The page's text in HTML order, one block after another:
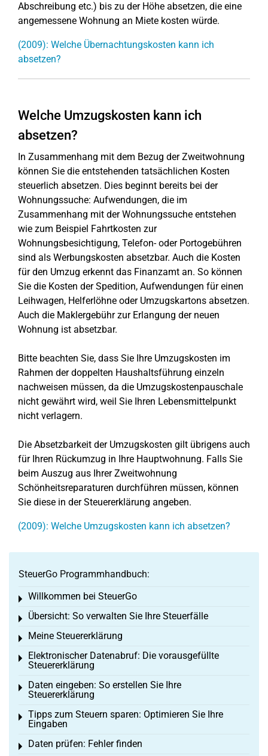
Abschreibung etc.) bis zu der Höhe absetzen, die eine
angemessene Wohnung an Miete kosten würde.
(2009): Welche Übernachtungskosten kann ich
absetzen?
Welche Umzugskosten kann ich
absetzen?
In Zusammenhang mit dem Bezug der Zweitwohnung
können Sie die entstehenden tatsächlichen Kosten
steuerlich absetzen. Dies beginnt bereits bei der
Wohnungssuche: Aufwendungen, die im
Zusammenhang mit der Wohnungssuche entstehen
wie zum Beispiel Fahrtkosten zur
Wohnungsbesichtigung, Telefon- oder Portogebühren
sind als Werbungskosten absetzbar. Auch die Kosten
für den Umzug erkennt das Finanzamt an. So können
Sie die Kosten der Spedition, Aufwendungen für einen
Leihwagen, Helferlöhne oder Umzugskartons absetzen.
Auch die Maklergebühr zur Erlangung der neuen
Wohnung ist absetzbar.
Bitte beachten Sie, dass Sie Ihre Umzugskosten im
Rahmen der doppelten Haushaltsführung einzeln
nachweisen müssen, da die Umzugskostenpauschale
nicht gewährt wird, weil Sie Ihren Lebensmittelpunkt
nicht verlagern.
Die Absetzbarkeit der Umzugskosten gilt übrigens auch
für Ihren Rückumzug in Ihre Hauptwohnung. Falls Sie
beim Auszug aus Ihrer Zweitwohnung
Schönheitsreparaturen durchführen müssen, können
Sie diese in der Steuererklärung angeben.
(2009): Welche Umzugskosten kann ich absetzen?
SteuerGo Programmhandbuch:
Willkommen bei SteuerGo
Toggle menu
Übersicht: So verwalten Sie Ihre Steuerfälle
Toggle menu
Meine Steuererklärung
Toggle menu
Elektronischer Datenabruf: Die vorausgefüllte
Steuererklärung
Toggle menu
Daten eingeben: So erstellen Sie Ihre
Steuererklärung
Toggle menu
Tipps zum Steuern sparen: Optimieren Sie Ihre
Eingaben
Toggle menu
Daten prüfen: Fehler finden
Toggle menu